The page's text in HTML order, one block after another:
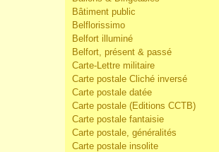
Bâtiment public
Belflorissimo
Belfort illuminé
Belfort, présent & passé
Carte-Lettre militaire
Carte postale Cliché inversé
Carte postale datée
Carte postale (Editions CCTB)
Carte postale fantaisie
Carte postale, généralités
Carte postale insolite